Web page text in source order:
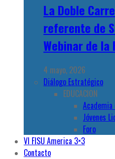
La Doble
referente de
Webinar de la
4 mayo, 2026
Diálogo Estratégico
EDUCACION
Jóvenes
Foro
VI FISU America 3×3
Contacto